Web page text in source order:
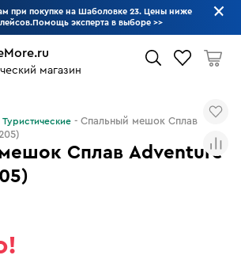
при покупке на Шаболовке 23. Цены ниже
эксперта в выборе >>
магазин
Сплав Adventure
Туристические
Спальный мешок Сплав